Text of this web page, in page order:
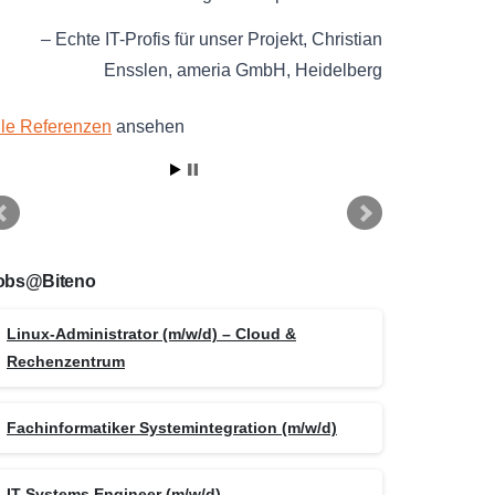
Echte IT-Profis für unser Projekt Christian
Ensslen ameria GmbH Heidelberg
Referenzen ansehen
Linux-Administrator (m/w/d) – Cloud &
Rechenzentrum
Fachinformatiker Systemintegration (m/w/d)